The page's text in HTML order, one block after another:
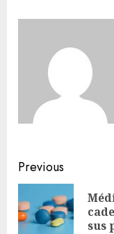
Previous
sus